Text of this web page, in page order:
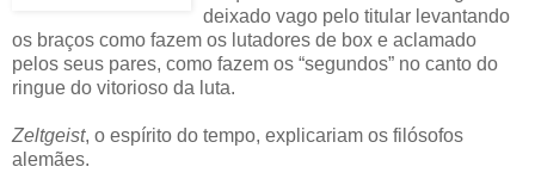
deixado vago pelo titular levantando
os braços como fazem os lutadores de box e aclamado
pelos seus pares, como fazem os “segundos” no canto do
ringue do vitorioso da luta.
Zeltgeist, o espírito do tempo, explicariam os filósofos
alemães.